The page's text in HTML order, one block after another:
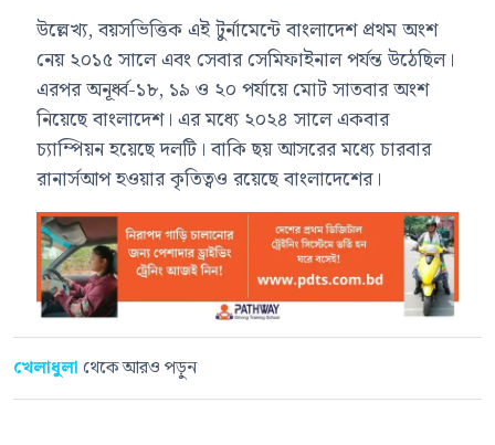
উল্লেখ্য, বয়সভিত্তিক এই টুর্নামেন্টে বাংলাদেশ প্রথম অংশ
নেয় ২০১৫ সালে এবং সেবার সেমিফাইনাল পর্যন্ত উঠেছিল।
এরপর অনূর্ধ্ব-১৮, ১৯ ও ২০ পর্যায়ে মোট সাতবার অংশ
নিয়েছে বাংলাদেশ। এর মধ্যে ২০২৪ সালে একবার
চ্যাম্পিয়ন হয়েছে দলটি। বাকি ছয় আসরের মধ্যে চারবার
রানার্সআপ হওয়ার কৃতিত্বও রয়েছে বাংলাদেশের।
খেলাধুলা থেকে আরও পড়ুন